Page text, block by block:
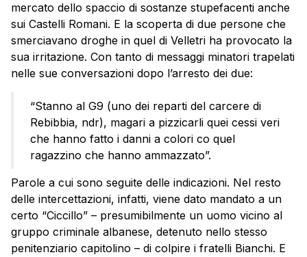
mercato dello spaccio di sostanze stupefacenti anche
sui Castelli Romani. E la scoperta di due persone che
smerciavano droghe in quel di Velletri ha provocato la
sua irritazione. Con tanto di messaggi minatori trapelati
nelle sue conversazioni dopo l’arresto dei due:
“Stanno al G9 (uno dei reparti del carcere di
Rebibbia, ndr), magari a pizzicarli quei cessi veri
che hanno fatto i danni a colori co quel
ragazzino che hanno ammazzato”.
Parole a cui sono seguite delle indicazioni. Nel resto
delle intercettazioni, infatti, viene dato mandato a un
certo “Ciccillo” – presumibilmente un uomo vicino al
gruppo criminale albanese, detenuto nello stesso
penitenziario capitolino – di colpire i fratelli Bianchi. E